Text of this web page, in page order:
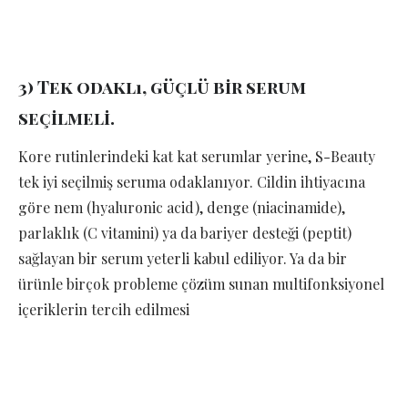
3) Tek odaklı, güçlü bir serum
seçilmeli.
Kore rutinlerindeki kat kat serumlar yerine, S-Beauty
tek iyi seçilmiş seruma odaklanıyor. Cildin ihtiyacına
göre nem (hyaluronic acid), denge (niacinamide),
parlaklık (C vitamini) ya da bariyer desteği (peptit)
sağlayan bir serum yeterli kabul ediliyor. Ya da bir
ürünle birçok probleme çözüm sunan multifonksiyonel
içeriklerin tercih edilmesi